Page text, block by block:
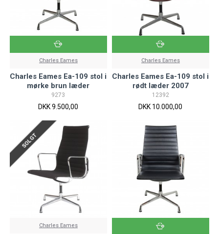
Charles Eames
Charles Eames Ea-109 stol i
mørke brun læder
9273
DKK 9.500,00
Charles Eames
Charles Eames Ea-109 stol i
rødt læder 2007
12392
DKK 10.000,00
SOLGT
Charles Eames